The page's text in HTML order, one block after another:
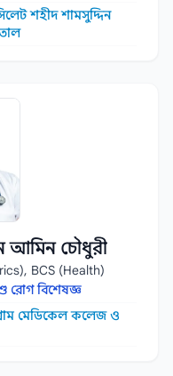
শহীদ শামসুদ্দিন
আমিন চৌধুরী
BCS (Health)
বিশেষজ্ঞ
মেডিকেল কলেজ ও